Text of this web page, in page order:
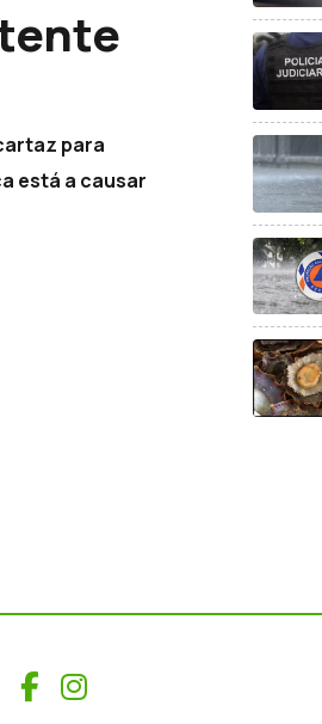
para
está a causar
Facebook
Instagram